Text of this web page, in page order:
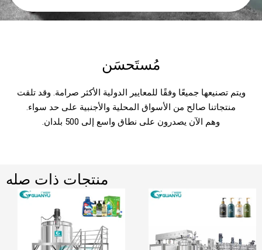
مُستَحسَن
ويتم تصنيعها جميعًا وفقًا للمعايير الدولية الأكثر صرامة. وقد تلقت
منتجاتنا صالح من الأسواق المحلية والأجنبية على حد سواء.
وهم الآن يصدرون على نطاق واسع إلى 500 بلدان.
منتجات ذات صله